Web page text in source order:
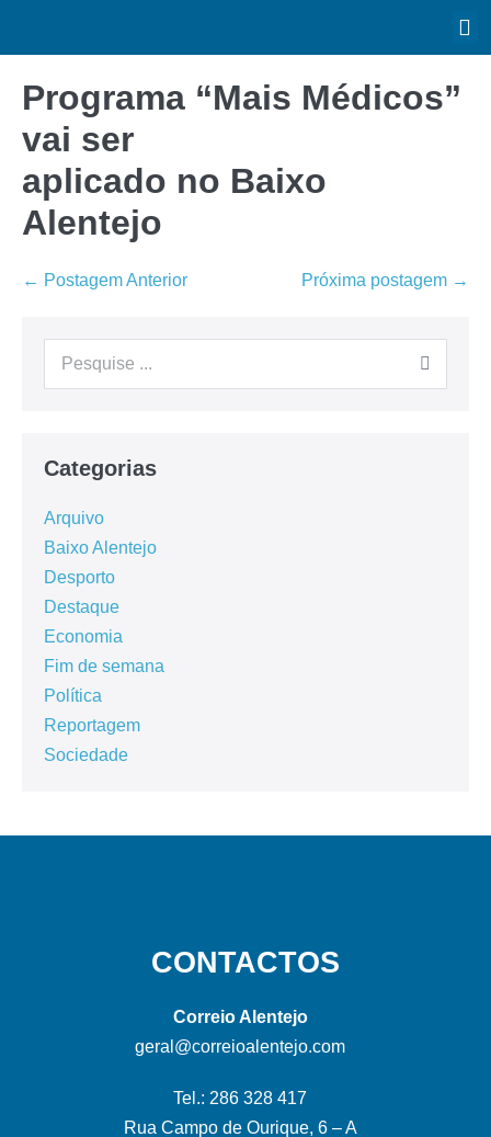
Programa “Mais Médicos”
vai ser
aplicado no Baixo
Alentejo
← Postagem Anterior Próxima postagem →
Categorias
Arquivo
Baixo Alentejo
Desporto
Destaque
Economia
Fim de semana
Política
Reportagem
Sociedade
CONTACTOS
Correio Alentejo
geral@correioalentejo.com
Tel.: 286 328 417
Rua Campo de Ourique, 6 – A